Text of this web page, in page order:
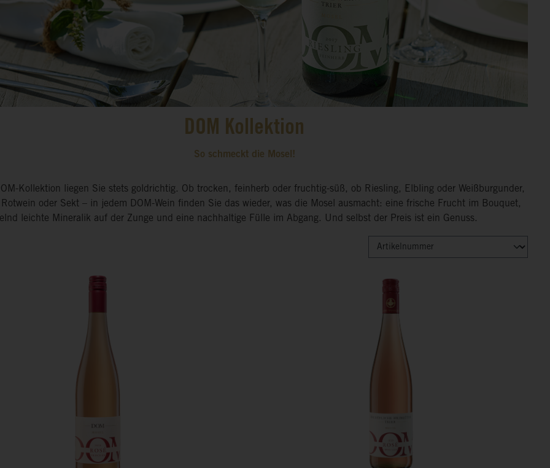
DOM Kollektion
So schmeckt die Mosel!
Kollektion liegen Sie stets goldrichtig. Ob trocken, feinherb oder fruchtig-süß, ob Riesling, Elbling oder Weißburgunder,
oder Sekt – in jedem DOM-Wein finden Sie das wieder, was die Mosel ausmacht: eine frische Frucht im Bouquet,
leichte Mineralik auf der Zunge und eine nachhaltige Fülle im Abgang. Und selbst der Preis ist ein Genuss.